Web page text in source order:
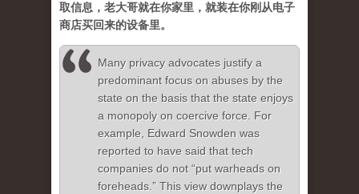
取信息，老大哥就在你家里，就装在你刚从电子
商店买回来的设备里。
Many privacy advocates justify a
predominant focus on abuses by the
state on the basis that the state enjoys
a monopoly on coercive force. For
example, Edward Snowden was
reported to have said that tech
companies do not “put warheads on
foreheads.” This view downplays the